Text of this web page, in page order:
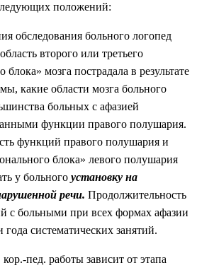
положений:
обследования больного логопед
второго или третьего
мозга пострадала в результате
какие области мозга больного
больных с афазией
функции правого полушария.
функций правого полушария и
блока» левого полушария
у больного установку на
речи. Продолжительность
с больными при всех формах афазии
года систематических занятий.
пед. работы зависит от этапа